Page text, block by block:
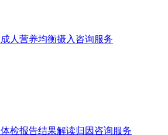
成人营养均衡摄入咨询服务
体检报告结果解读归因咨询服务